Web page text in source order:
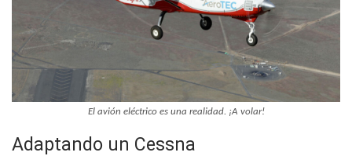
El avión eléctrico es una realidad. ¡A volar!
Adaptando un Cessna